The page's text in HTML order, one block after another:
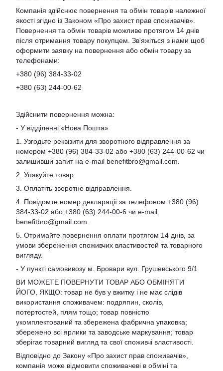
Компанія здійснює повернення та обмін товарів належної
якості згідно із Законом «Про захист прав споживачів».
Повернення та обмін товарів можливе протягом 14 днів
після отримання товару покупцем. Зв'яжіться з нами щоб
оформити заявку на повернення або обмін товару за
телефонами:
+380 (96) 384-33-02
+380 (63) 244-00-62
Здійснити повернення можна:
- У відділенні «Нова Пошта»
1. Узгодьте реквізити для зворотного відправлення за
номером +380 (96) 384-33-02 або +380 (63) 244-00-62 чи
залишивши запит на e-mail benefitbro@gmail.com.
2. Упакуйте товар.
3. Оплатіть зворотне відправлення.
4. Повідомте номер декларації за телефоном +380 (96)
384-33-02 або +380 (63) 244-00-6 чи e-mail
benefitbro@gmail.com.
5. Отримайте повернення оплати протягом 14 днів, за
умови збереження споживчих властивостей та товарного
вигляду.
- У пункті самовивозу м. Бровари вул. Грушевського 9/1
ВИ МОЖЕТЕ ПОВЕРНУТИ ТОВАР АБО ОБМІНЯТИ
ЙОГО, ЯКЩО: товар не був у вжитку і не має слідів
використання споживачем: подряпин, сколів,
потертостей, плям тощо; товар повністю
укомплектований та збережена фабрична упаковка;
збережено всі ярлики та заводське маркування; товар
зберігає товарний вигляд та свої споживчі властивості.
Відповідно до Закону «Про захист прав споживачів»,
компанія може відмовити споживачеві в обміні та